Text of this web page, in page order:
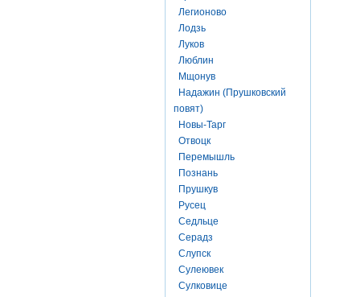
Легионово
Лодзь
Луков
Люблин
Мщонув
Надажин (Прушковский
повят)
Новы-Тарг
Отвоцк
Перемышль
Познань
Прушкув
Русец
Седльце
Серадз
Слупск
Сулеювек
Сулковице